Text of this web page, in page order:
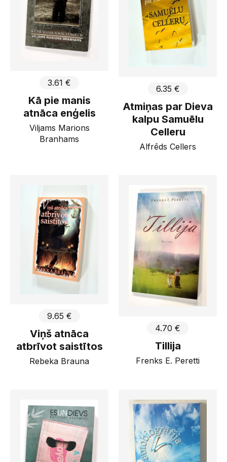
3.61 €
Kā pie manis
atnāca enģelis
Viljams Marions
Branhams
6.35 €
Atmiņas par Dieva
kalpu Samuēlu
Celleru
Alfrēds Cellers
9.65 €
Viņš atnāca
atbrīvot saistītos
Rebeka Brauna
4.70 €
Tillija
Frenks E. Peretti